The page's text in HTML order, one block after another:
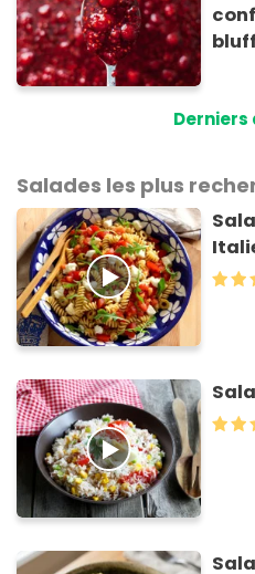
Salades les plus